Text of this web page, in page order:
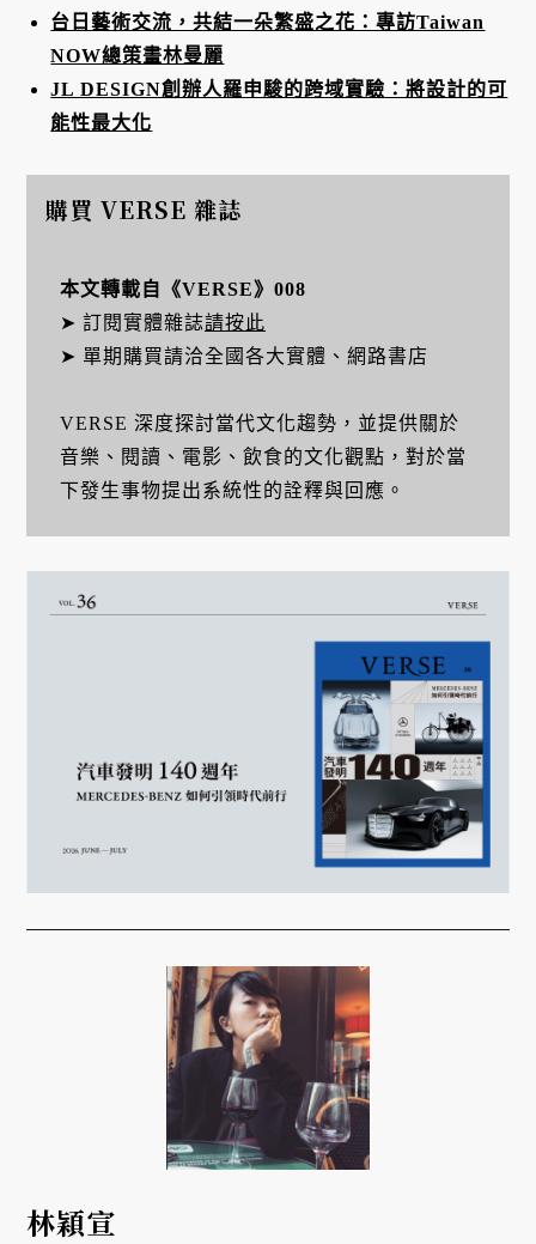
台日藝術交流，共結一朵繁盛之花：專訪Taiwan
NOW總策畫林曼麗
JL DESIGN創辦人羅申駿的跨域實驗：將設計的可
能性最大化
購買 VERSE 雜誌
本文轉載自《VERSE》008
➤ 訂閱實體雜誌請按此
➤ 單期購買請洽全國各大實體、網路書店
VERSE 深度探討當代文化趨勢，並提供關於
音樂、閱讀、電影、飲食的文化觀點，對於當
下發生事物提出系統性的詮釋與回應。
林穎宣